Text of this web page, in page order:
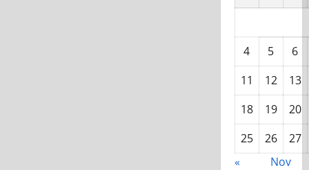
4 5
6
11
12
13
18
19
20
25
26
27
«
Nov